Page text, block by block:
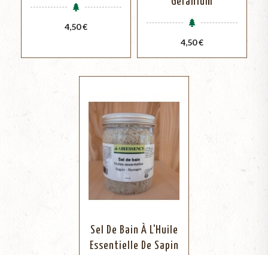
Prix
4,50 €
Prix
4,50 €
Sel De Bain À L'Huile
Essentielle De Sapin